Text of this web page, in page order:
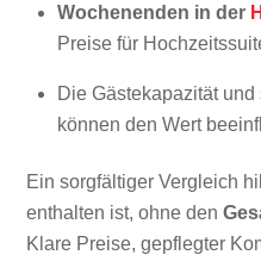
Wochenenden in der
Preise für
Die Gästekapazität
können den Wert
Ein sorgfältiger Vergleich
enthalten ist, ohne den
Klare Preise, gepflegter